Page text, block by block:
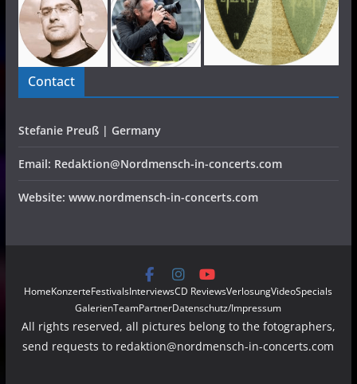
Contact
Stefanie Preuß | Germany
Email: Redaktion@Nordmensch-in-concerts.com
Website: www.nordmensch-in-concerts.com
HomeKonzerteFestivalsInterviewsCD ReviewsVerlosungVideoSpecials
GalerienTeamPartnerDatenschutz/Impressum
All rights reserved, all pictures belong to the fotographers,
send requests to redaktion@nordmensch-in-concerts.com